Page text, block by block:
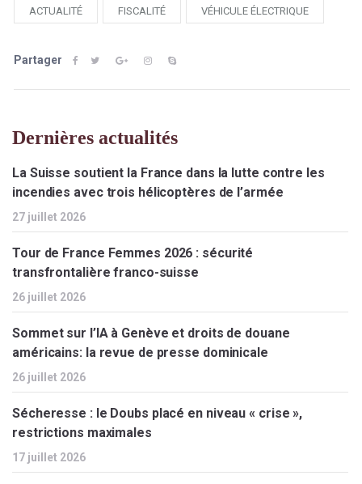
ACTUALITÉ FISCALITÉ VÉHICULE ÉLECTRIQUE
Partager
Dernières actualités
La Suisse soutient la France dans la lutte contre les
incendies avec trois hélicoptères de l’armée
27 juillet 2026
Tour de France Femmes 2026 : sécurité
transfrontalière franco-suisse
26 juillet 2026
Sommet sur l’IA à Genève et droits de douane
américains: la revue de presse dominicale
26 juillet 2026
Sécheresse : le Doubs placé en niveau « crise »,
restrictions maximales
17 juillet 2026